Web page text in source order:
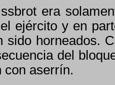
era
ejército y en
sido horneados.
del
con aserrín.